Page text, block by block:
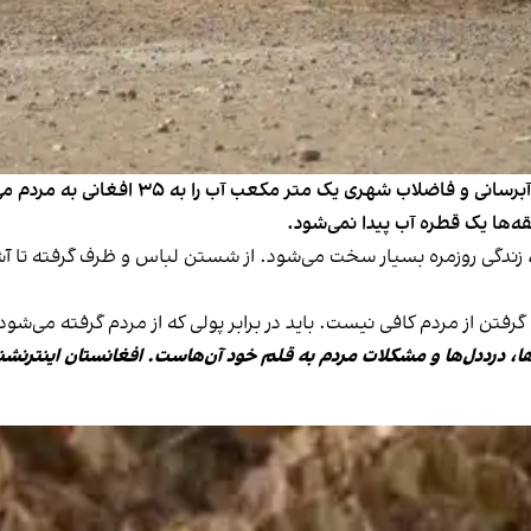
«در این روزهای گرم که آب به سختی پیدا
یک قطره آب پیدا نمی‌شود.
زندگی روزمره بسیار سخت می‌شود. از شستن لباس و ظرف گرفته تا
از مردم کافی نیست. باید در برابر پولی که از مردم گرفته
درددل‌ها و مشکلات مردم به قلم خود آن‌هاست. افغانستان